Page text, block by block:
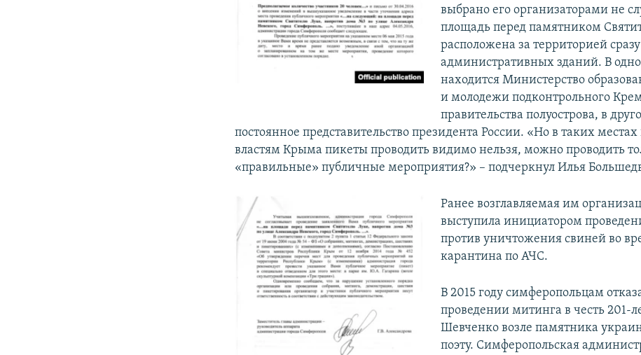
выбрано его организаторами не
площадь перед памятником
расположена за территорией
административных зданий. В
находится Министерство
и молодежи подконтрольного
правительства полуострова, в
постоянное представительство президента России. «Но в таких
властям Крыма пикеты проводить видимо нельзя, можно проводить
«правильные» публичные мероприятия?» – подчеркнул Илья
Ранее возглавляемая им
выступила инициатором
против уничтожения свиней во
карантина по АЧС.
В 2015 году симферопольцам
проведении митинга в честь 201-
Шевченко возле памятника
поэту. Симферопольская